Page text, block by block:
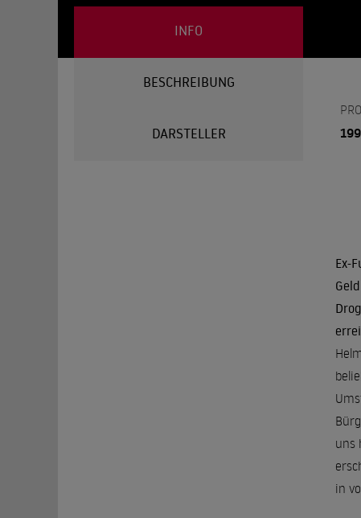
INFO
BESCHREIBUNG
DARSTELLER
Ex-
uns
in